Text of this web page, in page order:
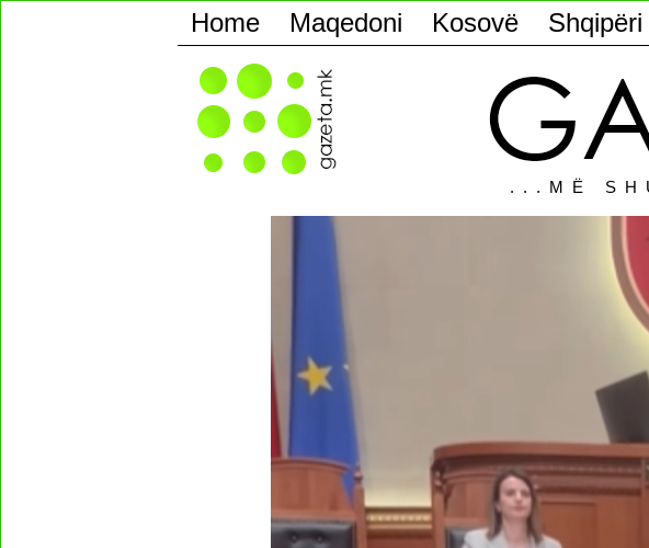
Home Maqedoni Kosovë Shqipëri
...MË